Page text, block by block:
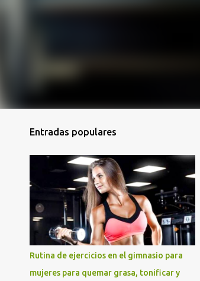
Entradas populares
Rutina de ejercicios en el gimnasio para
mujeres para quemar grasa, tonificar y